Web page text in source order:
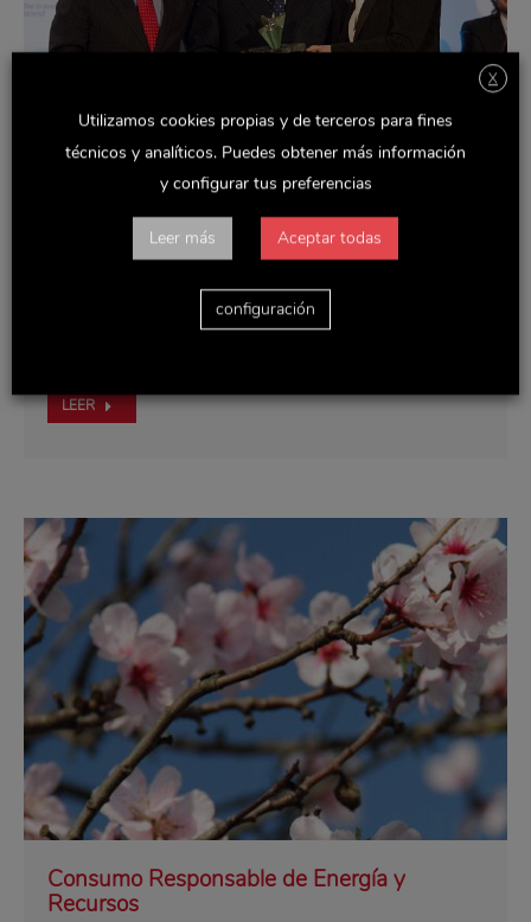
Fedeto premia a Delaviuda CG por su labor
en el ámbito de la RSC
Delaviuda Confectionery Group ha recibido el premio a
LEER
Consumo Responsable de Energía y
Recursos
X
Utilizamos cookies propias y de terceros para fines
técnicos y analíticos. Puedes obtener más información
y configurar tus preferencias
Leer más Aceptar todas
configuración